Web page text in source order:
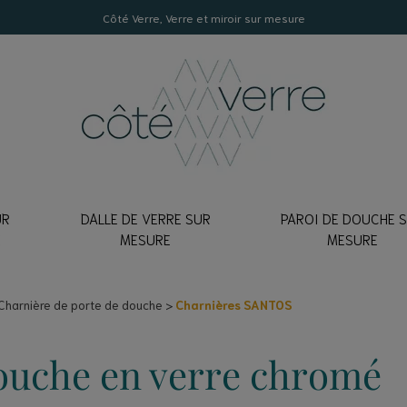
Côté Verre, Verre et miroir sur mesure
DE CRÉDENCE
DALLE DE VERRE SUR
MESURE
PAROI DE DOUCHE
MESURE
pour table
pour une porte fenêtre
de porte de douche Charnières SANTOS
en verre chromé